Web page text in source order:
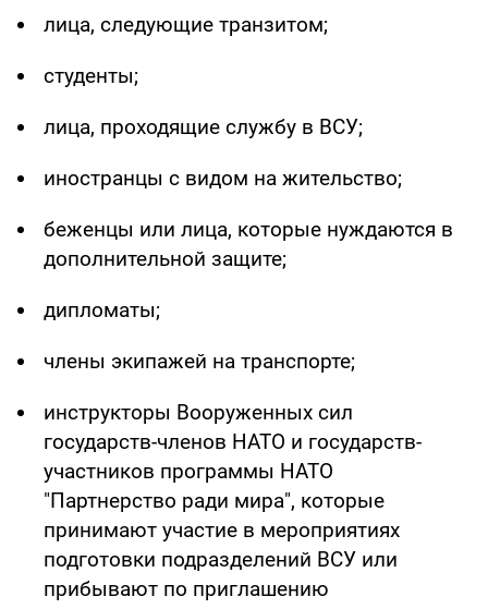
лица, следующие транзитом;
студенты;
лица, проходящие службу в ВСУ;
иностранцы с видом на жительство;
беженцы или лица, которые нуждаются в
дополнительной защите;
дипломаты;
члены экипажей на транспорте;
инструкторы Вооруженных сил
государств-членов НАТО и государств-
участников программы НАТО
"Партнерство ради мира", которые
принимают участие в мероприятиях
подготовки подразделений ВСУ или
прибывают по приглашению